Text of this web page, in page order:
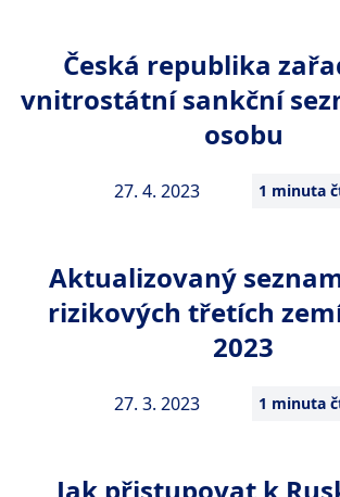
27. 4. 2023 1 minuta
Česká republika
vnitrostátní sankční
osobu
27. 3. 2023 1 minuta
Aktualizovaný
rizikových třetích
2023